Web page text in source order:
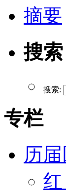
摘要
搜索
搜索:
专栏
历